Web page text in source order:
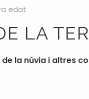
edat
LA
la núvia i altres